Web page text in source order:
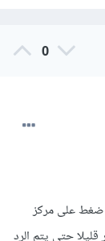
0
ضغط على مركز